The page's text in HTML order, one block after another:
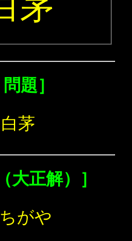
問題］
白茅
大正解）］
ちがや